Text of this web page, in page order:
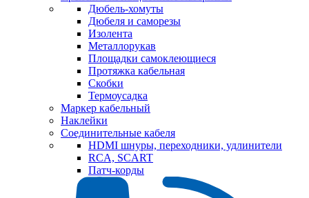
Дюбель-хомуты
Дюбеля и саморезы
Изолента
Металлорукав
Площадки самоклеющиеся
Протяжка кабельная
Скобки
Термоусадка
Маркер кабельный
Наклейки
Соединительные кабеля
HDMI шнуры, переходники, удлинители
RCA, SCART
Патч-корды